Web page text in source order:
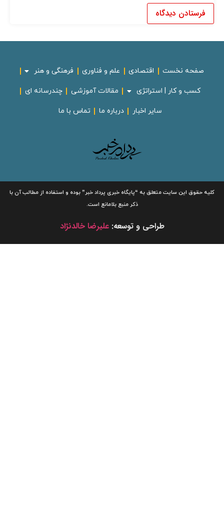
صفحه نخست اقتصادی علم و فناوری فرهنگی و هنر
کسب و کار | استراتژی مقالات آموزشی چندرسانه ای
سایر اخبار درباره ما تماس با ما
کلیه حقوق این سایت متعلق به“پایگاه خبریپرداد خبر”بوده و استفاده از مطالب آن با
ذکر منبع بلامانع است.
طراحی و توسعه:علیرضا خالدنژاد